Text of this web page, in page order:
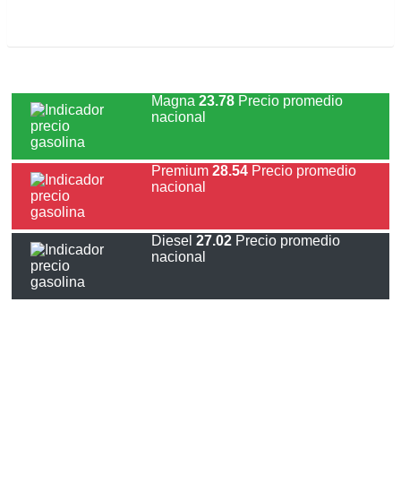
Magna 23.78 Precio promedio
nacional
Premium 28.54 Precio promedio
nacional
Diesel 27.02 Precio promedio
nacional